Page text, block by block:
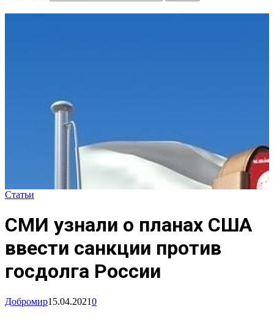
Статьи
СМИ узнали о планах США
ввести санкции против
госдолга России
Добромир15.04.20210